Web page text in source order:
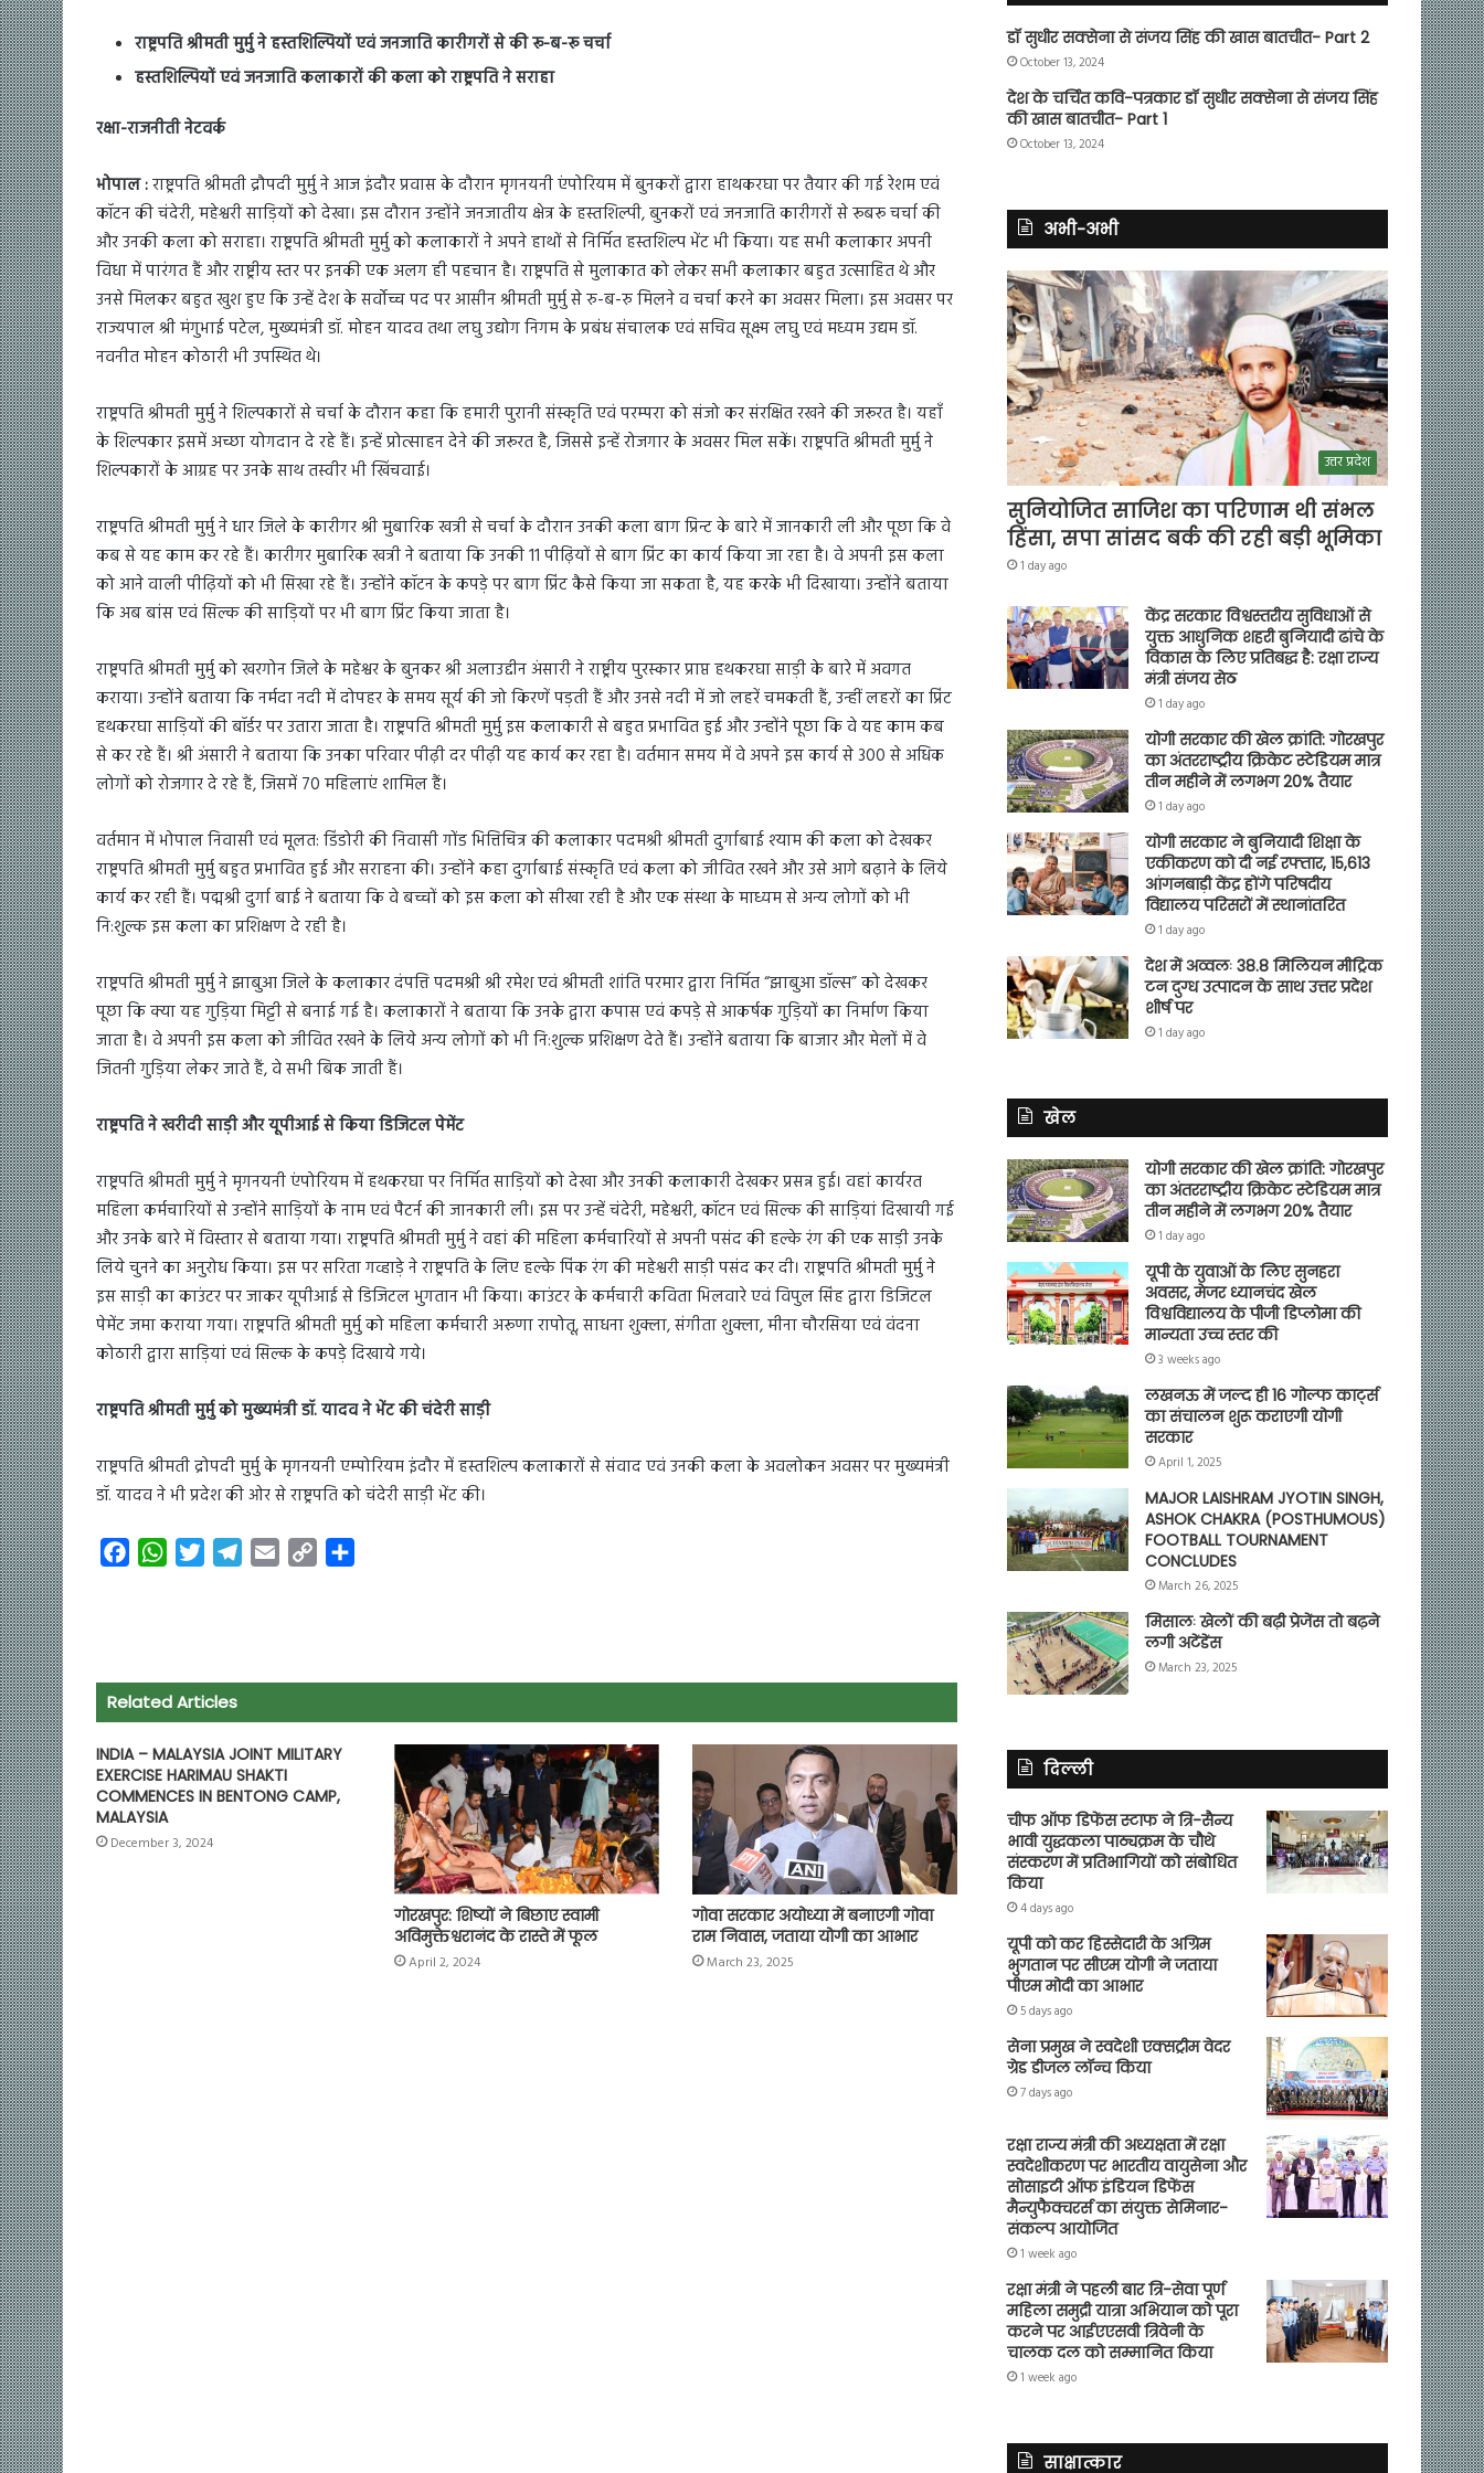
राष्ट्रपति श्रीमती मुर्मु ने हस्तशिल्पियों एवं जनजाति कारीगरों से की रू-ब-रू चर्चा
हस्तशिल्पियों एवं जनजाति कलाकारों की कला को राष्ट्रपति ने सराहा
रक्षा-राजनीती नेटवर्क
भोपाल :राष्ट्रपति श्रीमती द्रौपदी मुर्मु ने आज इंदौर प्रवास के दौरान मृगनयनी एंपोरियम में बुनकरों द्वारा हाथकरघा पर तैयार की गई रेशम एवं
कॉटन की चंदेरी, महेश्वरी साड़ियों को देखा। इस दौरान उन्होंने जनजातीय क्षेत्र के हस्तशिल्पी, बुनकरों एवं जनजाति कारीगरों से रूबरू चर्चा की
और उनकी कला को सराहा। राष्ट्रपति श्रीमती मुर्मु को कलाकारों ने अपने हाथों से निर्मित हस्तशिल्प भेंट भी किया। यह सभी कलाकार अपनी
विधा में पारंगत हैं और राष्ट्रीय स्तर पर इनकी एक अलग ही पहचान है। राष्ट्रपति से मुलाकात को लेकर सभी कलाकार बहुत उत्साहित थे और
उनसे मिलकर बहुत खुश हुए कि उन्हें देश के सर्वोच्च पद पर आसीन श्रीमती मुर्मु से रु-ब-रु मिलने व चर्चा करने का अवसर मिला। इस अवसर पर
राज्यपाल श्री मंगुभाई पटेल, मुख्यमंत्री डॉ. मोहन यादव तथा लघु उद्योग निगम के प्रबंध संचालक एवं सचिव सूक्ष्म लघु एवं मध्यम उद्यम डॉ.
नवनीत मोहन कोठारी भी उपस्थित थे।
राष्ट्रपति श्रीमती मुर्मु ने शिल्पकारों से चर्चा के दौरान कहा कि हमारी पुरानी संस्कृति एवं परम्परा को संजो कर संरक्षित रखने की जरूरत है। यहाँ
के शिल्पकार इसमें अच्छा योगदान दे रहे हैं। इन्हें प्रोत्साहन देने की जरूरत है, जिससे इन्हें रोजगार के अवसर मिल सकें। राष्ट्रपति श्रीमती मुर्मु ने
शिल्पकारों के आग्रह पर उनके साथ तस्वीर भी खिंचवाई।
राष्ट्रपति श्रीमती मुर्मु ने धार जिले के कारीगर श्री मुबारिक खत्री से चर्चा के दौरान उनकी कला बाग प्रिन्ट के बारे में जानकारी ली और पूछा कि वे
कब से यह काम कर रहे हैं। कारीगर मुबारिक खत्री ने बताया कि उनकी 11 पीढ़ियों से बाग प्रिंट का कार्य किया जा रहा है। वे अपनी इस कला
को आने वाली पीढ़ियों को भी सिखा रहे हैं। उन्होंने कॉटन के कपड़े पर बाग प्रिंट कैसे किया जा सकता है, यह करके भी दिखाया। उन्होंने बताया
कि अब बांस एवं सिल्क की साड़ियों पर भी बाग प्रिंट किया जाता है।
राष्ट्रपति श्रीमती मुर्मु को खरगोन जिले के महेश्वर के बुनकर श्री अलाउद्दीन अंसारी ने राष्ट्रीय पुरस्कार प्राप्त हथकरघा साड़ी के बारे में अवगत
कराया। उन्होंने बताया कि नर्मदा नदी में दोपहर के समय सूर्य की जो किरणें पड़ती हैं और उनसे नदी में जो लहरें चमकती हैं, उन्हीं लहरों का प्रिंट
हथकरघा साड़ियों की बॉर्डर पर उतारा जाता है। राष्ट्रपति श्रीमती मुर्मु इस कलाकारी से बहुत प्रभावित हुई और उन्होंने पूछा कि वे यह काम कब
से कर रहे हैं। श्री अंसारी ने बताया कि उनका परिवार पीढ़ी दर पीढ़ी यह कार्य कर रहा है। वर्तमान समय में वे अपने इस कार्य से 300 से अधिक
लोगों को रोजगार दे रहे हैं, जिसमें 70 महिलाएं शामिल हैं।
वर्तमान में भोपाल निवासी एवं मूलत: डिंडोरी की निवासी गोंड भित्तिचित्र की कलाकार पदमश्री श्रीमती दुर्गाबाई श्याम की कला को देखकर
राष्ट्रपति श्रीमती मुर्मु बहुत प्रभावित हुई और सराहना की। उन्होंने कहा दुर्गाबाई संस्कृति एवं कला को जीवित रखने और उसे आगे बढ़ाने के लिये
कार्य कर रही हैं। पद्मश्री दुर्गा बाई ने बताया कि वे बच्चों को इस कला को सीखा रही है और एक संस्था के माध्यम से अन्य लोगों को भी
नि:शुल्क इस कला का प्रशिक्षण दे रही है।
राष्ट्रपति श्रीमती मुर्मु ने झाबुआ जिले के कलाकार दंपत्ति पदमश्री श्री रमेश एवं श्रीमती शांति परमार द्वारा निर्मित “झाबुआ डॉल्स” को देखकर
पूछा कि क्या यह गुड़िया मिट्टी से बनाई गई है। कलाकारों ने बताया कि उनके द्वारा कपास एवं कपड़े से आकर्षक गुड़ियों का निर्माण किया
जाता है। वे अपनी इस कला को जीवित रखने के लिये अन्य लोगों को भी नि:शुल्क प्रशिक्षण देते हैं। उन्होंने बताया कि बाजार और मेलों में वे
जितनी गुड़िया लेकर जाते हैं, वे सभी बिक जाती हैं।
राष्ट्रपति ने खरीदी साड़ी और यूपीआई से किया डिजिटल पेमेंट
राष्ट्रपति श्रीमती मुर्मु ने मृगनयनी एंपोरियम में हथकरघा पर निर्मित साड़ियों को देखा और उनकी कलाकारी देखकर प्रसन्न हुई। वहां कार्यरत
महिला कर्मचारियों से उन्होंने साड़ियों के नाम एवं पैटर्न की जानकारी ली। इस पर उन्हें चंदेरी, महेश्वरी, कॉटन एवं सिल्क की साड़ियां दिखायी गई
और उनके बारे में विस्तार से बताया गया। राष्ट्रपति श्रीमती मुर्मु ने वहां की महिला कर्मचारियों से अपनी पसंद की हल्के रंग की एक साड़ी उनके
लिये चुनने का अनुरोध किया। इस पर सरिता गव्हाड़े ने राष्ट्रपति के लिए हल्के पिंक रंग की महेश्वरी साड़ी पसंद कर दी। राष्ट्रपति श्रीमती मुर्मु ने
इस साड़ी का काउंटर पर जाकर यूपीआई से डिजिटल भुगतान भी किया। काउंटर के कर्मचारी कविता भिलवारे एवं विपुल सिंह द्वारा डिजिटल
पेमेंट जमा कराया गया। राष्ट्रपति श्रीमती मुर्मु को महिला कर्मचारी अरूणा रापोतू, साधना शुक्ला, संगीता शुक्ला, मीना चौरसिया एवं वंदना
कोठारी द्वारा साड़ियां एवं सिल्क के कपड़े दिखाये गये।
राष्ट्रपति श्रीमती मुर्मु को मुख्यमंत्री डॉ. यादव ने भेंट की चंदेरी साड़ी
राष्ट्रपति श्रीमती द्रोपदी मुर्मु के मृगनयनी एम्पोरियम इंदौर में हस्तशिल्प कलाकारों से संवाद एवं उनकी कला के अवलोकन अवसर पर मुख्यमंत्री
डॉ. यादव ने भी प्रदेश की ओर से राष्ट्रपति को चंदेरी साड़ी भेंट की।
o
o
k
W
A
p
p
e
r
a
m
n
k
Related Articles
INDIA – MALAYSIA JOINT MILITARY
EXERCISE HARIMAU SHAKTI
COMMENCES IN BENTONG CAMP,
MALAYSIA
December 3, 2024
गोरखपुर: शिष्यों ने बिछाए स्वामी
अविमुक्तेश्वरानंद के रास्ते में फूल
April 2, 2024
गोवा सरकार अयोध्या में बनाएगी गोवा
राम निवास, जताया योगी का आभार
March 23, 2025
डॉ सुधीर सक्सेना से संजय सिंह की खास बातचीत- Part 2
October 13, 2024
देश के चर्चित कवि-पत्रकार डॉ सुधीर सक्सेना से संजय सिंह
की खास बातचीत- Part 1
October 13, 2024
अभी-अभी
उत्तर प्रदेश
सुनियोजित साजिश का परिणाम थी संभल
हिंसा, सपा सांसद बर्क की रही बड़ी भूमिका
1 day ago
केंद्र सरकार विश्वस्तरीय सुविधाओं से
युक्त आधुनिक शहरी बुनियादी ढांचे के
विकास के लिए प्रतिबद्ध है: रक्षा राज्य
मंत्री संजय सेठ
1 day ago
योगी सरकार की खेल क्रांति: गोरखपुर
का अंतरराष्ट्रीय क्रिकेट स्टेडियम मात्र
तीन महीने में लगभग 20% तैयार
1 day ago
योगी सरकार ने बुनियादी शिक्षा के
एकीकरण को दी नई रफ्तार, 15,613
आंगनबाड़ी केंद्र होंगे परिषदीय
विद्यालय परिसरों में स्थानांतरित
1 day ago
देश में अव्वलः 38.8 मिलियन मीट्रिक
टन दुग्ध उत्पादन के साथ उत्तर प्रदेश
शीर्ष पर
1 day ago
खेल
योगी सरकार की खेल क्रांति: गोरखपुर
का अंतरराष्ट्रीय क्रिकेट स्टेडियम मात्र
तीन महीने में लगभग 20% तैयार
1 day ago
यूपी के युवाओं के लिए सुनहरा
अवसर, मेजर ध्यानचंद खेल
विश्वविद्यालय के पीजी डिप्लोमा की
मान्यता उच्च स्तर की
3 weeks ago
लखनऊ में जल्द ही 16 गोल्फ कार्ट्स
का संचालन शुरू कराएगी योगी
सरकार
April 1, 2025
MAJOR LAISHRAM JYOTIN SINGH,
ASHOK CHAKRA (POSTHUMOUS)
FOOTBALL TOURNAMENT
CONCLUDES
March 26, 2025
मिसालः खेलों की बढ़ी प्रेजेंस तो बढ़ने
लगी अटेंडेंस
March 23, 2025
दिल्ली
चीफ ऑफ डिफेंस स्टाफ ने त्रि-सैन्य
भावी युद्धकला पाठ्यक्रम के चौथे
संस्करण में प्रतिभागियों को संबोधित
किया
4 days ago
यूपी को कर हिस्सेदारी के अग्रिम
भुगतान पर सीएम योगी ने जताया
पीएम मोदी का आभार
5 days ago
सेना प्रमुख ने स्वदेशी एक्सट्रीम वेदर
ग्रेड डीजल लॉन्च किया
7 days ago
रक्षा राज्य मंत्री की अध्यक्षता में रक्षा
स्वदेशीकरण पर भारतीय वायुसेना और
सोसाइटी ऑफ इंडियन डिफेंस
मैन्युफैक्चरर्स का संयुक्त सेमिनार-
संकल्प आयोजित
1 week ago
रक्षा मंत्री ने पहली बार त्रि-सेवा पूर्ण
महिला समुद्री यात्रा अभियान को पूरा
करने पर आईएएसवी त्रिवेनी के
चालक दल को सम्मानित किया
1 week ago
साक्षात्कार